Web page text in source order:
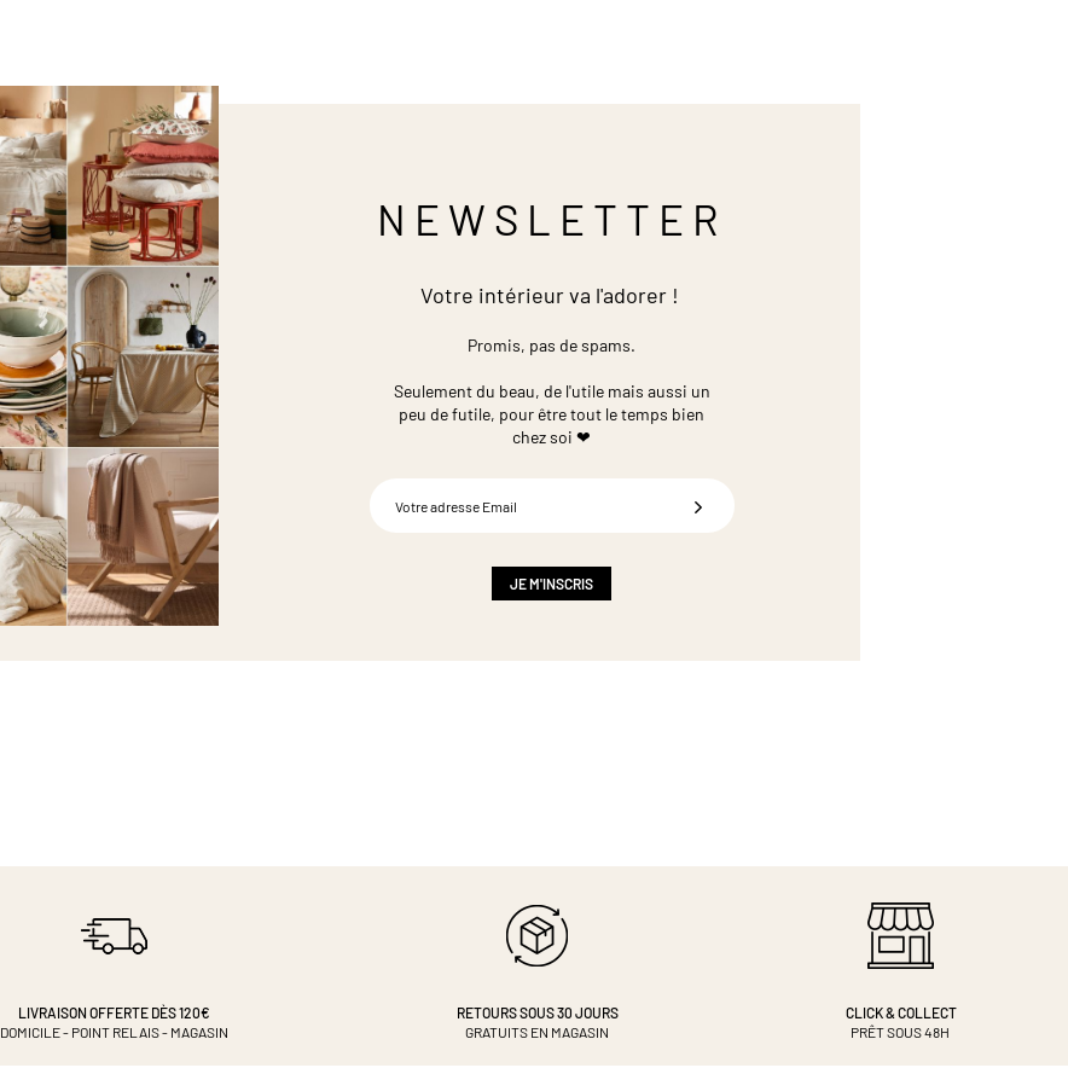
NEWSLETTER
Votre intérieur va l'adorer !
Promis, pas de spams.
Seulement du beau, de l'utile mais aussi un
peu de futile, pour être tout le temps bien
chez soi ❤
JE M'INSCRIS
LIVRAISON OFFERTE DÈS 120€
DOMICILE - POINT RELAIS - MAGASIN
RETOURS SOUS 30 JOURS
GRATUITS EN MAGASIN
CLICK & COLLECT
PRÊT SOUS 48H